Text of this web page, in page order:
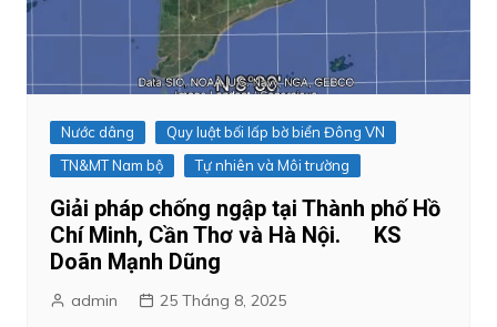
Nước dâng
Quy luật bối lấp bờ biển Đông VN
TN&MT Nam bộ
Tự nhiên và Môi trường
Giải pháp chống ngập tại Thành phố Hồ
Chí Minh, Cần Thơ và Hà Nội. KS
Doãn Mạnh Dũng
admin 25 Tháng 8, 2025